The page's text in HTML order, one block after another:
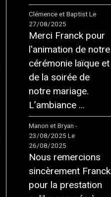
Clémence et Baptist Le
27/08/2025
Merci Franck pour
l'animation de notre
cérémonie laïque et
de la soirée de
notre mariage.
L’ambiance ...
Manon et Bryan -
23/08/2025 Le
26/08/2025
Nous remercions
sincèrement Franck
pour la prestation